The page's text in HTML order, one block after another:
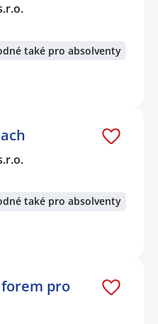
také pro absolventy
také pro absolventy
pro